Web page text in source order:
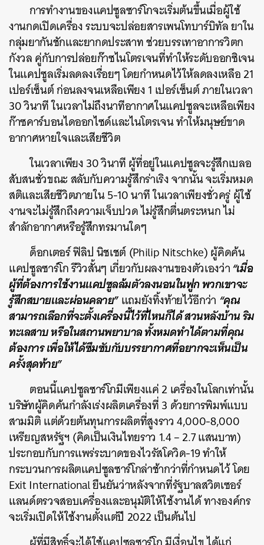
การทำงานของแคปซูลซาร์โกจะเริ่มต้นขึ้นเมื่อผู้ใช้
งานกดเปิดเครื่อง ระบบจะปล่อยสารเพนโทบาร์บิทัล ยาใน
กลุ่มยากันชักและยากดประสาท ช่วยบรรเทาอาการวิตก
กังวล คู่กับการปล่อยก๊าซไนโตรเจนที่ทำให้ระดับออกซิเจน
ในแคปซูลเริ่มลดลงเรื่อยๆ โดยกำหนดไว้ให้ลดลงเหลือ 21
เปอร์เซ็นต์ ก่อนลงจนเหลือเพียง 1 เปอร์เซ็นต์ ภายในเวลา
30 วินาที ในเวลาไม่ถึงนาทีอากาศในแคปซูลจะเหลือเพียง
ก๊าซคาร์บอนไดออกไซด์และไนโตรเจน ทำให้มนุษย์ขาด
อากาศหายใจและเสียชีวิต
ในเวลาเพียง 30 วินาที ผู้ที่อยู่ในแคปซูลจะรู้สึกเบลอ
สับสนชั่วขณะ สลับกับความรู้สึกร่าเริง จากนั้น จะเริ่มหมด
สติและเสียชีวิตภายใน 5-10 นาที ในเวลาเพียงชั่วครู่ ผู้ใช้
งานจะไม่รู้สึกถึงความเจ็บปวด ไม่รู้สึกตื่นตระหนก ไม่
สำลักอากาศหรือรู้สึกทรมานใดๆ
ด็อกเตอร์ ฟิลิป นิชเชต์ (Philip Nitschke) ผู้คิดค้น
แคปซูลซาร์โก รีวิวสั้นๆ เกี่ยวกับผลงานของตัวเองว่า“เมื่อ
ผู้ที่ต้องการใช้งานแคปซูลล้มตัวลงนอนในฟูก พวกเขาจะ
รู้สึกสบายและผ่อนคลาย”แถมยังทิ้งท้ายไว้อีกว่า “คุณ
สามารถเลือกที่จะตั้งเครื่องนี้ไว้ที่ไหนก็ได้ สวนหลังบ้าน ริม
ทะเลสาบ หรือในสถานพยาบาล ทั้งหมดทำได้ตามที่คุณ
ต้องการ เพื่อให้ได้ซึมซับกับบรรยากาศที่อยากจะเห็นเป็น
ครั้งสุดท้าย”
ตอนนี้แคปซูลซาร์โกมีเพียงแค่ 2 เครื่องในโลกเท่านั้น
บริษัทผู้คิดค้นกำลังเร่งผลิตเครื่องที่ 3 ด้วยการพิมพ์แบบ
สามมิติ แต่ด้วยต้นทุนการผลิตที่สูงราว 4,000-8,000
เหรียญสหรัฐฯ (คิดเป็นเงินไทยราว 1.4 – 2.7 แสนบาท)
ประกอบกับการแพร่ระบาดของไวรัสโควิด-19 ทำให้
กระบวนการผลิตแคปซูลซาร์โกล่าช้ากว่าที่กำหนดไว้ โดย
Exit International ยืนยันว่าหลังจากที่รัฐบาลสวิตเซอร์
แลนด์ตรวจสอบเครื่องและอนุมัติให้ใช้งานได้ ทางองค์กร
จะเริ่มเปิดให้ใช้งานตั้งแต่ปี 2022 เป็นต้นไป